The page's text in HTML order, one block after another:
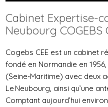
Cabinet Expertise-
Neubourg COGEBS
Cogebs CEE est un cabinet
fondé en Normandie en
(Seine‑Maritime) avec deux
Le Neubourg, ainsi qu’une
Comptant aujourd’hui